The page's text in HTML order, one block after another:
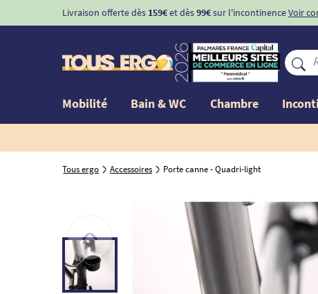
Livraison offerte dès 159€et dès99€sur l'incontinenceVoir
Mobilité Bain & WC Chambre
Tous ergo Accessoires Porte canne - Quadri-light